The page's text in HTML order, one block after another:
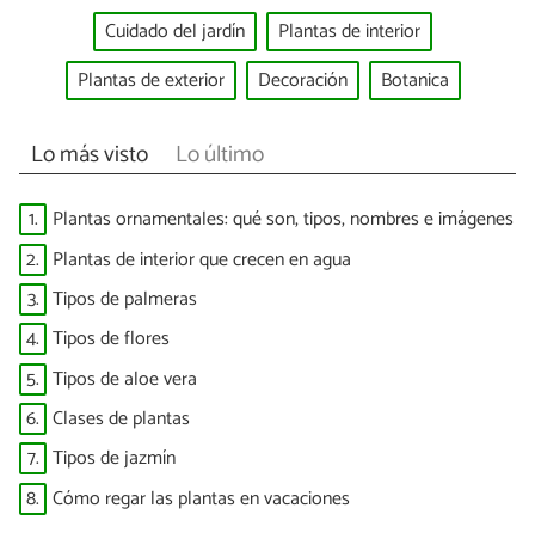
Cuidado del jardín
Plantas de interior
Plantas de exterior
Decoración Botanica
Lo más visto Lo último
1. Plantas ornamentales: qué son, tipos, nombres e imágenes
2. Plantas de interior que crecen en agua
3. Tipos de palmeras
4. Tipos de flores
5. Tipos de aloe vera
6. Clases de plantas
7. Tipos de jazmín
8. Cómo regar las plantas en vacaciones